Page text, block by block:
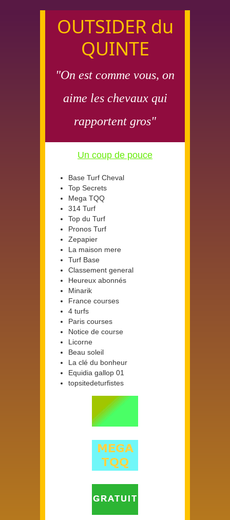
OUTSIDER du
QUINTE
"On est comme vous, on
aime les chevaux qui
rapportent gros"
Un coup de pouce
Base Turf Cheval
Top Secrets
Mega TQQ
314 Turf
Top du Turf
Pronos Turf
Zepapier
La maison mere
Turf Base
Classement general
Heureux abonnés
Minarik
France courses
4 turfs
Paris courses
Notice de course
Licorne
Beau soleil
La clé du bonheur
Equidia gallop 01
topsitedeturfistes